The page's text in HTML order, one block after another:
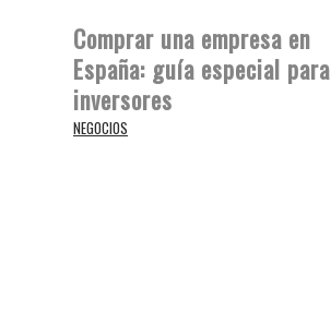
Comprar una empresa en
España: guía especial para
inversores
NEGOCIOS